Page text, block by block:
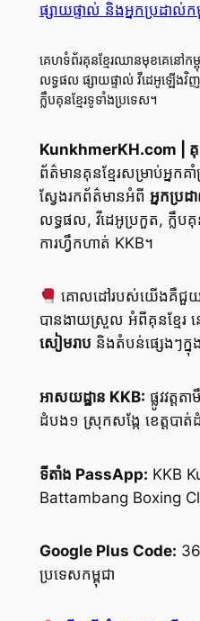
ផ្សាយផ្ទាល់ និងអ្នកប្រដាល់កម្
គេហទំព័រគុនខ្មែរឈានមុខគេនៅកម្
លទ្ធផល ផ្សាយផ្ទាល់ វីដេអូឡើងវិ
ក្លឹបគុនខ្មែរទូទាំងប្រទេស។
KunkhmerKH.com | គុនខ្
ព័ត៌មានគុនខ្មែរសម្រាប់អ្នកគ
ស្វែងរកព័ត៌មានអំពី អ្នកប្រដ
លទ្ធផល, វីដេអូប្រកួត, ក្លឹបគុ
ការហ្វឹកហាត់ KKB។
គោលដៅរបស់យើងគឺជួយអ្
បានងាយស្រួល អំពីគុនខ្មែរ
សៀមរាបនិងតំបន់ផ្សេងៗក្នុ
អាសយដ្ឋាន KKB: ផ្លូវវត្ត
ដំបង១ ស្រុកសង្កែ ខេត្តបាត់
ទីតាំង PassApp: KKB
Battambang Boxing
Google Plus Code:
ប្រទេសកម្ពុជា